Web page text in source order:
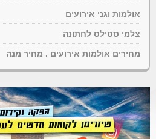
אולמות וגני אירועים
צלמי סטילס לחתונה
מחירים אולמות אירועים . מחיר מנה